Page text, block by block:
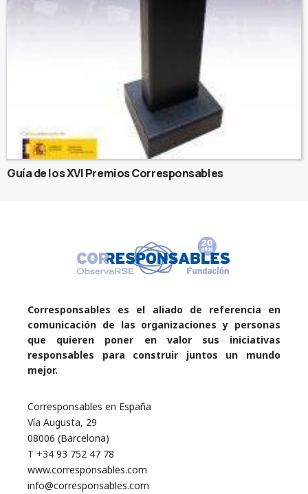
Guía de los XVI Premios Corresponsables
Corresponsables es el aliado de referencia en
comunicación de las organizaciones y personas
que quieren poner en valor sus iniciativas
responsables para construir juntos un mundo
mejor.
Corresponsables en España
Vía Augusta, 29
08006 (Barcelona)
T +34 93 752 47 78
www.corresponsables.com
info@corresponsables.com